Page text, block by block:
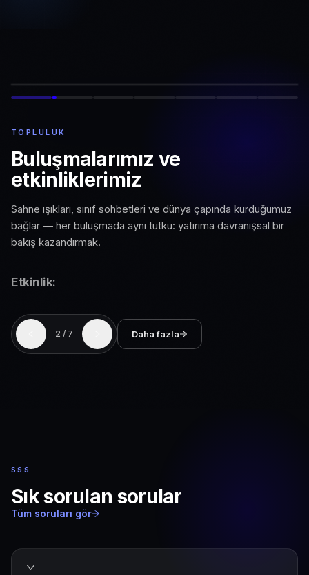
TOPLULUK
Buluşmalarımız ve
etkinliklerimiz
Sahne ışıkları, sınıf sohbetleri ve dünya çapında kurduğumuz
bağlar — her buluşmada aynı tutku: yatırıma davranışsal bir
bakış kazandırmak.
Etkinlik:
2 / 7 Daha fazla
SSS
Sık sorulan sorular
Tüm soruları gör